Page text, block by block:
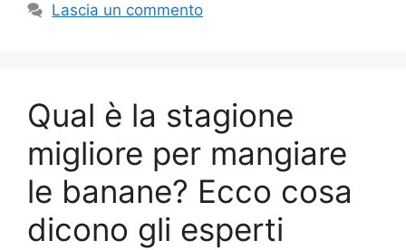
Lascia un commento
Qual è la stagione
migliore per mangiare
le banane? Ecco cosa
dicono gli esperti